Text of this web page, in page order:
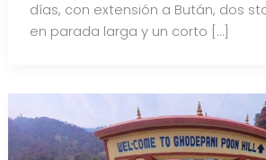
días, con extensión a Bután, dos
en parada larga y un corto […]